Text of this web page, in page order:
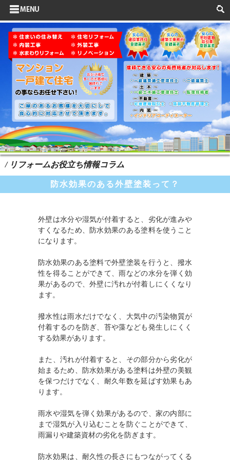
/ リフォームお役立ち情報コラム
防水効果のある外壁塗装って？
外壁は水分や湿気が付着すると、劣化が進みや
すくなるため、防水効果のある塗料を使うこと
になります。
防水効果のある塗料で外壁塗装を行うと、撥水
性を得ることができて、雨などの水分を弾く効
果があるので、外壁に汚れが付着しにくくなり
ます。
撥水性は雨水だけでなく、大気中の汚染物質が
付着するのを防ぎ、苔や藻なども発生しにくく
する効果があります。
また、汚れが付着すると、その部分から劣化が
始まるため、防水効果がある塗料は外壁の美観
を保つだけでなく、耐久年数を延ばす効果もあ
ります。
雨水や湿気を弾く効果があるので、家の内部に
まで湿気が入り込むことを防ぐことができて、
雨漏りや建築資材の劣化を防ぎます。
防水効果は、耐久性の長さにもつながってくる
サイドメニュー
お客様の声
水まわりリフォーム
ポイントリフォーム
よくある質問
HOME
検索